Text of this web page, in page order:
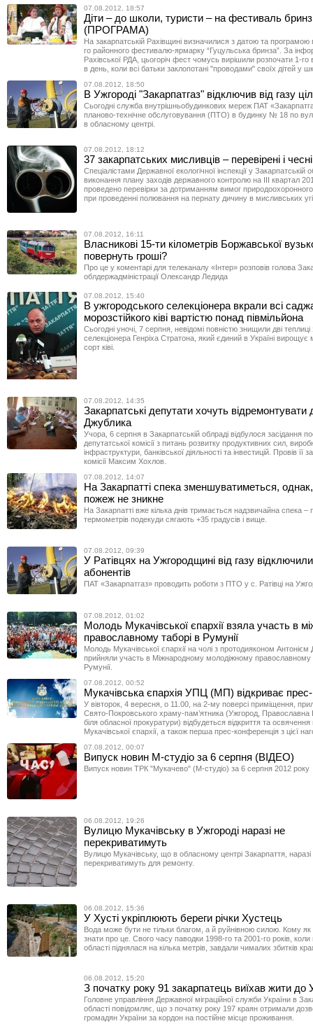
07.08.2012, 18:57
Діти – до школи, туристи – на фестиваль
(ПРОГРАМА)
На закарпатській Рахівщині визначилися з датою та програмою
го районного фестивалю-ярмарку “Гуцульська бринза”. За
Рахівської РДА, цьогоріч фест чомусь вирішили розпочати 1-го
в день, коли всі батьки заклопотані "проводами" своїх дітей у
07.08.2012, 18:50
В Ужгороді "Закарпатгаз" відключив від газу
Сьогодні служба внутрішньобудинкових мереж ПАТ
планово-технічне обслуговування (ПТО) в будинку № 18 по
в обласному центрі.
07.08.2012, 18:12
37 закарпатських мисливців – перевірені і чесні
Спеціалістами Державної екологічної інспекції у Закарпатській
виконання плану заходів державного контролю на IІІ квартал
проведено перевірки за дотриманням вимог
при проведенні полювання на пернату дичину в мисливських
07.08.2012, 16:11
Власникові 15-ти кілометрів Боржавської
повернуть гроші?
Про це у коментарі для телеканалу «Інтер» розповів голова
облдержадміністрації Олександр Ледида
07.08.2012, 15:40
В ужгородського селекціонера вкрали всі
морозстійкого ківі вартістю понад півмільйона
Сьогодні уночі, 7 серпня, невідомі повністю знищили дві теплиці
селекціонера Генріха Стратона, який єдиний в Україні вирощує
сорт ківі.
07.08.2012, 14:35
Закарпатські депутати хочуть відремонтувати
Джублика
Учора, 6 серпня в Закарпатській облраді відбулося засідання
депутатської комісії з питань розвитку продуктивних сил,
інфраструктури, банківської діяльності та інвестицій. Провів її
комісії Максим Хохлов.
07.08.2012, 14:07
На Закарпатті спека зменшуватиметься,
пожеж не зникне
На Закарпатті вже кілька днів тримається надзвичайна спека –
термометрів подекуди сягають +35 градусів і вище.
07.08.2012, 09:39
У Ратівцях на Ужгородщині від газу
абонентів
ПАТ «Закарпатгаз» проводить роботи з ПТО у с. Ратівці на
07.08.2012, 01:02
Молодь Мукачівської єпархії взяла участь в
православному таборі в Румунії
Молодь Мукачівської єпархії на чолі з протодияконом
прийняли участь в Міжнародному молодіжному православному
Румунії.
07.08.2012, 00:52
Мукачівська єпархія УПЦ (МП) відкриває
У вівторок, 4 вересня, о 11.00, на 2-му поверсі приміщення,
Свято-Покровського храму-пам’ятника (Ужгород,
біля обласної прокуратури) відбудеться відкриття та
Мукачівської єпархії, а також перша прес-конференція з цієї
07.08.2012, 00:07
Випуск новин М-студіо за 6 серпня (ВІДЕО)
Випуск новин ТРК "Мукачево" (М-студіо) за 6 серпня 2012 року
06.08.2012, 19:26
Вулицю Мукачівську в Ужгороді наразі не
перекриватимуть
Вулицю Мукачівську, що в обласному центрі Закарпаття, наразі
перекриватимуть для ремонту.
06.08.2012, 15:36
У Хусті укріплюють береги річки Хустець
Вода може бути не тільки благом, а й руйнівною силою. Кому
знати про це. Свого часу паводки 1998-го та 2001-го років, коли
області піднялася на кілька метрів, завдали чималих збитків
06.08.2012, 15:20
З початку року 91 закарпатець виїхав жити до
Головне управління Державної міграційної служби України в
області повідомляє, що з початку року 197 краян отримали
громадян України за кордон на постійне місце проживання.